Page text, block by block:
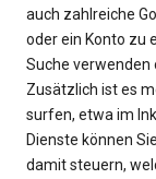
auch zahlreiche
oder ein Konto zu
Suche verwenden
Zusätzlich ist es
surfen, etwa im
Dienste können
damit steuern,